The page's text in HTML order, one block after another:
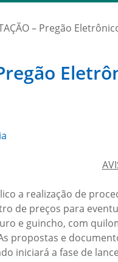
– Pregão
a realização de
de preços para
e guincho, com
propostas e
iniciará a fase de